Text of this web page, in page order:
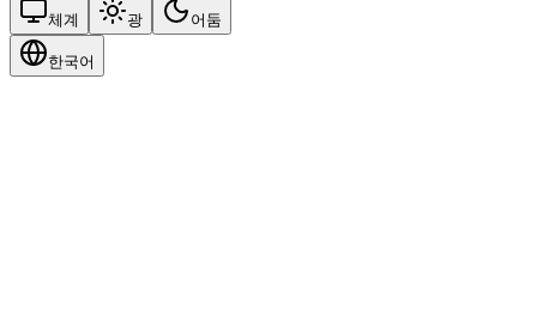
체계 광 어둠
한국어